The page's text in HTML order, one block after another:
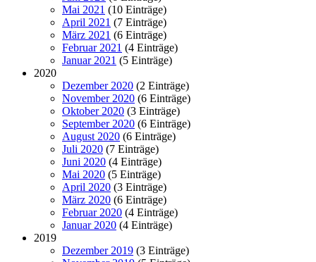
Mai 2021 (10 Einträge)
April 2021 (7 Einträge)
März 2021 (6 Einträge)
Februar 2021 (4 Einträge)
Januar 2021 (5 Einträge)
2020
Dezember 2020 (2 Einträge)
November 2020 (6 Einträge)
Oktober 2020 (3 Einträge)
September 2020 (6 Einträge)
August 2020 (6 Einträge)
Juli 2020 (7 Einträge)
Juni 2020 (4 Einträge)
Mai 2020 (5 Einträge)
April 2020 (3 Einträge)
März 2020 (6 Einträge)
Februar 2020 (4 Einträge)
Januar 2020 (4 Einträge)
2019
Dezember 2019 (3 Einträge)